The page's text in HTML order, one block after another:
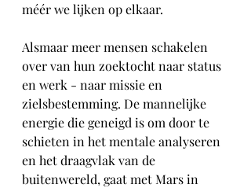
méér we lijken op elkaar.
Alsmaar meer mensen schakelen
over van hun zoektocht naar status
en werk - naar missie en
zielsbestemming. De mannelijke
energie die geneigd is om door te
schieten in het mentale analyseren
en het draagvlak van de
buitenwereld, gaat met Mars in